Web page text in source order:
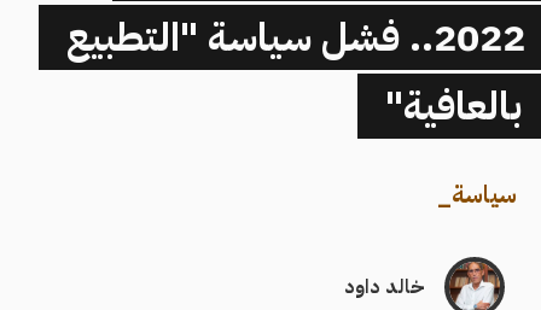
2022.. فشل سياسة "التطبيع
بالعافية"
سياسة_
خالد داود